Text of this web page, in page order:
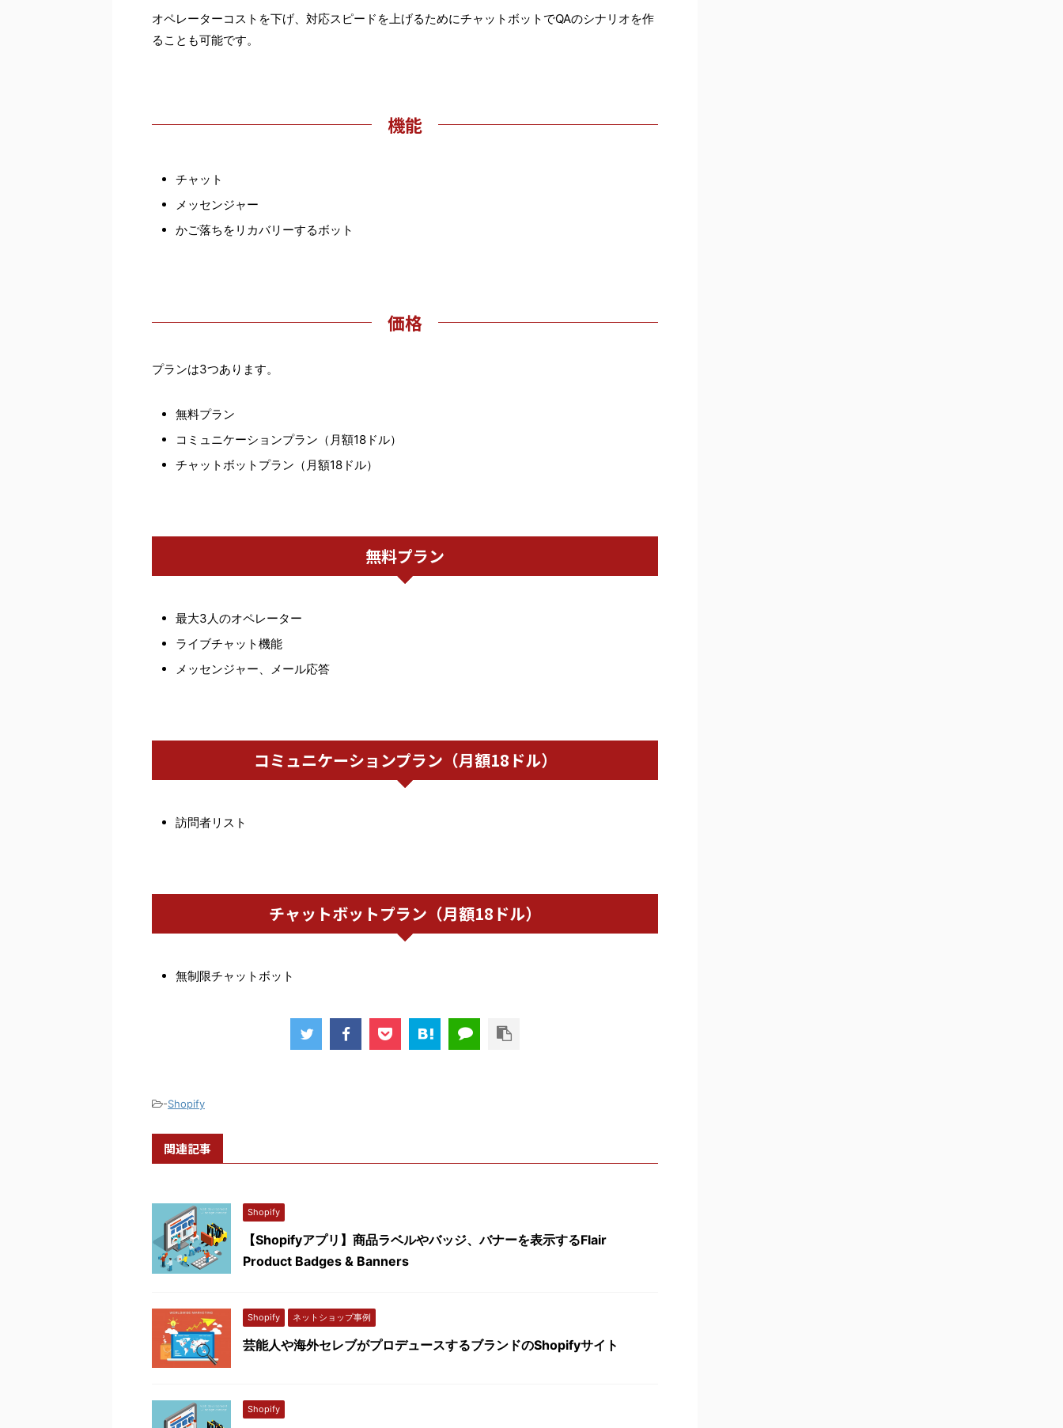
オペレーターコストを下げ、対応スピードを上げるためにチャットボットでQAのシナリオを作
ることも可能です。
機能
チャット
メッセンジャー
かご落ちをリカバリーするボット
価格
プランは3つあります。
無料プラン
コミュニケーションプラン（月額18ドル）
チャットボットプラン（月額18ドル）
無料プラン
最大3人のオペレーター
ライブチャット機能
メッセンジャー、メール応答
コミュニケーションプラン（月額18ドル）
訪問者リスト
チャットボットプラン（月額18ドル）
無制限チャットボット
-Shopify
関連記事
Shopify
【Shopifyアプリ】商品ラベルやバッジ、バナーを表示するFlair
Product Badges & Banners
Shopify ネットショップ事例
芸能人や海外セレブがプロデュースするブランドのShopifyサイト
Shopify